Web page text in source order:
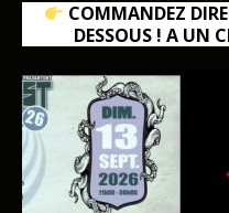
COMMANDEZ
DESSOUS ! A UN